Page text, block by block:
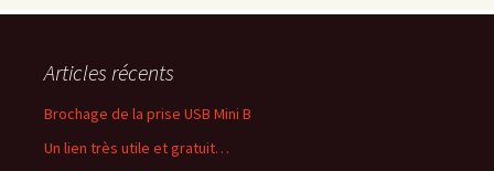
Articles récents
Brochage de la prise USB Mini B
Un lien très utile et gratuit…